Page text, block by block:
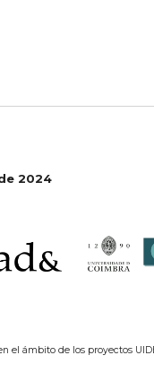
2024
el ámbito de los proyectos